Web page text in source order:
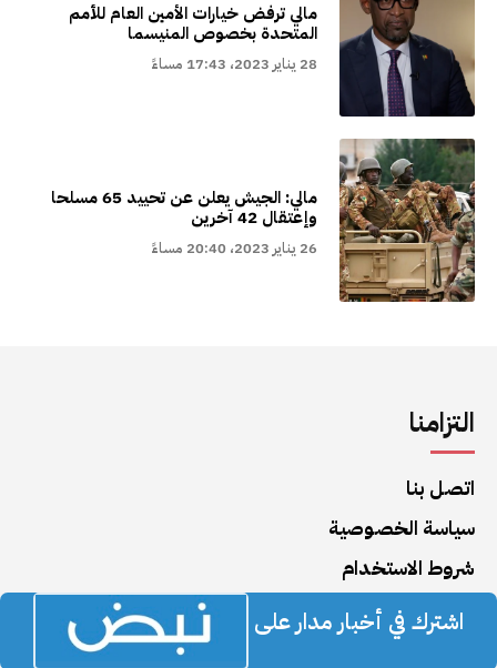
مالي ترفض خيارات الأمين العام للأمم
المتحدة بخصوص المنيسما
28 يناير 2023، 17:43 مساءً
مالي: الجيش يعلن عن تحييد 65 مسلحا
وإعتقال 42 آخرين
26 يناير 2023، 20:40 مساءً
التزامنا
اتصل بنا
سياسة الخصوصية
شروط الاستخدام
اشترك في أخبار مدار على